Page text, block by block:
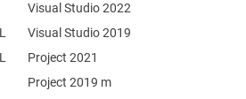
Visual Studio 2022
Visual Studio 2019
Project 2021
Project 2019 m